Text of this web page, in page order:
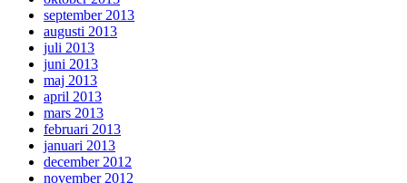
september 2013
augusti 2013
juli 2013
juni 2013
maj 2013
april 2013
mars 2013
februari 2013
januari 2013
december 2012
november 2012